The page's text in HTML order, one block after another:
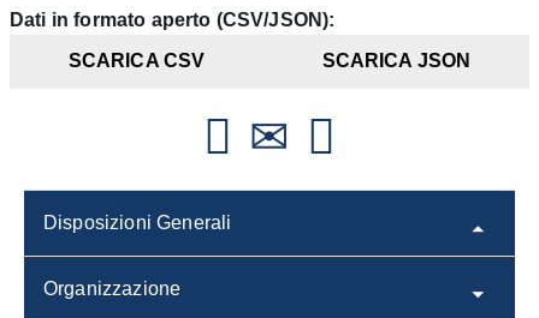
Dati in formato aperto (CSV/JSON):
SCARICA CSV SCARICA JSON
Disposizioni Generali
Organizzazione